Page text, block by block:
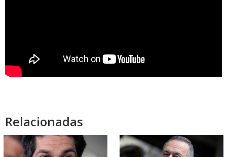
Relacionadas